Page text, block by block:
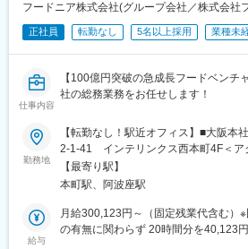
フードニア株式会社(グループ会社／株式会社
正社員 転勤なし 5名以上採用 業種未
仕事内容
【100億円突破の急成長フードベンチ
社の総務業務をお任せします！
勤務地
【転勤なし！駅近オフィス】■大阪本
2-1-41 インテリンクス西本町4F＜ア
線・中央線・四つ橋線「本町駅」27番
ロ中央線・千日前線「阿波座駅」より
適に働けます♪※Uターン・Iターンも大
全面禁煙
【最寄り駅】
本町駅、阿波座駅
給与
月給300,123円～（固定残業代含む）
の有無に関わらず 20時間分を40,123